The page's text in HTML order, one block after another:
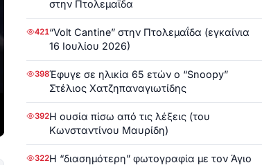
στην Πτολεμαΐδα
421“Volt Cantine” στην Πτολεμαΐδα (εγκαίνια
16 Ιουλίου 2026)
398Έφυγε σε ηλικία 65 ετών ο “Snoopy”
Στέλιος Χατζηπαναγιωτίδης
392Η ουσία πίσω από τις λέξεις (του
Κωνσταντίνου Μαυρίδη)
322Η “διασημότερη” φωτογραφία με τον Άγιο